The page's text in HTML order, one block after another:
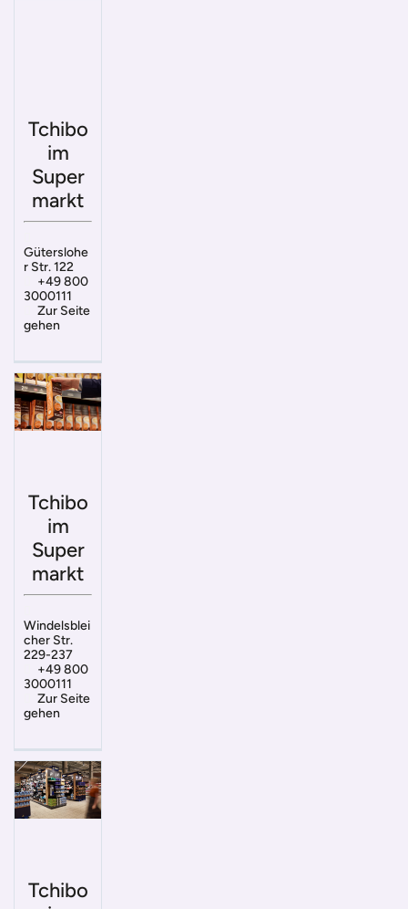
Tchibo
im
Super
markt
Güterslohe
r Str. 122
+49 800
3000111
Zur Seite
gehen
Tchibo
im
Super
markt
Windelsblei
cher Str.
229-237
+49 800
3000111
Zur Seite
gehen
Tchibo